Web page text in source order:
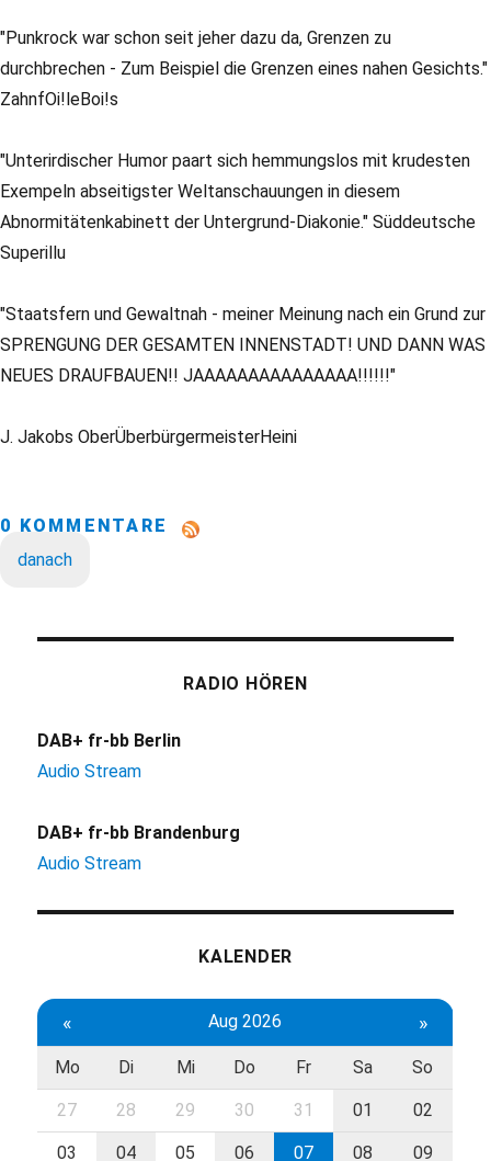
"Punkrock war schon seit jeher dazu da, Grenzen zu
durchbrechen - Zum Beispiel die Grenzen eines nahen Gesichts."
ZahnfOi!leBoi!s
"Unterirdischer Humor paart sich hemmungslos mit krudesten
Exempeln abseitigster Weltanschauungen in diesem
Abnormitätenkabinett der Untergrund-Diakonie." Süddeutsche
Superillu
"Staatsfern und Gewaltnah - meiner Meinung nach ein Grund zur
SPRENGUNG DER GESAMTEN INNENSTADT! UND DANN WAS
NEUES DRAUFBAUEN!! JAAAAAAAAAAAAAAA!!!!!!"
J. Jakobs OberÜberbürgermeisterHeini
0 KOMMENTARE
danach
RADIO HÖREN
DAB+ fr-bb Berlin
Audio Stream
DAB+ fr-bb Brandenburg
Audio Stream
KALENDER
« Aug 2026 »
Mo Di Mi Do Fr Sa So
27 28 29 30 31 01 02
03 04 05 06 07 08 09